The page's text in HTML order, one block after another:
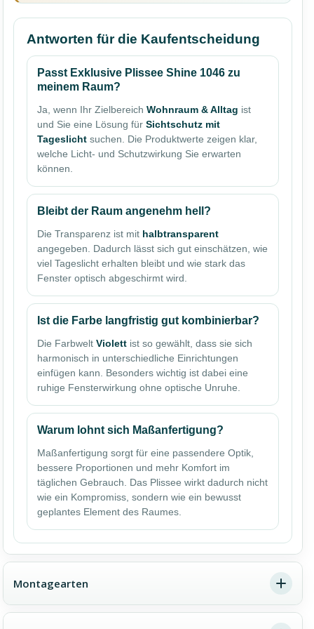
Antworten für die Kaufentscheidung
Passt Exklusive Plissee Shine 1046 zu
meinem Raum?
Ja, wenn Ihr Zielbereich Wohnraum & Alltag ist
und Sie eine Lösung für Sichtschutz mit
Tageslicht suchen. Die Produktwerte zeigen klar,
welche Licht- und Schutzwirkung Sie erwarten
können.
Bleibt der Raum angenehm hell?
Die Transparenz ist mit halbtransparent
angegeben. Dadurch lässt sich gut einschätzen, wie
viel Tageslicht erhalten bleibt und wie stark das
Fenster optisch abgeschirmt wird.
Ist die Farbe langfristig gut kombinierbar?
Die Farbwelt Violett ist so gewählt, dass sie sich
harmonisch in unterschiedliche Einrichtungen
einfügen kann. Besonders wichtig ist dabei eine
ruhige Fensterwirkung ohne optische Unruhe.
Warum lohnt sich Maßanfertigung?
Maßanfertigung sorgt für eine passendere Optik,
bessere Proportionen und mehr Komfort im
täglichen Gebrauch. Das Plissee wirkt dadurch nicht
wie ein Kompromiss, sondern wie ein bewusst
geplantes Element des Raumes.
Montagearten